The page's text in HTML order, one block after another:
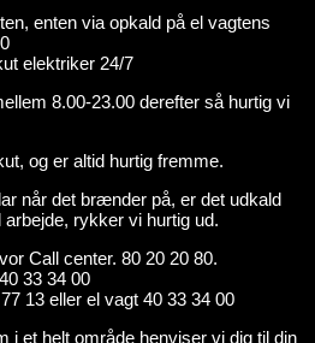
enten via opkald på el vagtens
elektriker 24/7
8.00-23.00 derefter så hurtig vi
og er altid hurtig fremme.
når det brænder på, er det udkald
rykker vi hurtig ud.
Call center. 80 20 20 80.
33 34 00
13 eller el vagt 40 33 34 00
et helt område henviser vi dig til din